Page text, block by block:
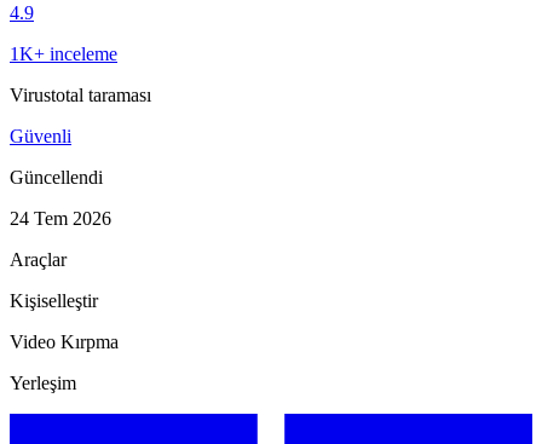
4.9
1K+ inceleme
Virustotal taraması
Güvenli
Güncellendi
24 Tem 2026
Araçlar
Kişiselleştir
Video Kırpma
Yerleşim